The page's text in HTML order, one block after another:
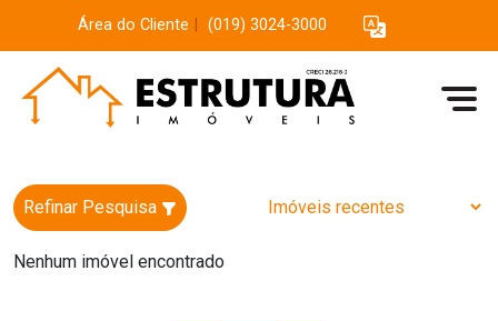
Área do Cliente (019) 3024-3000
Refinar Pesquisa
Nenhum imóvel encontrado